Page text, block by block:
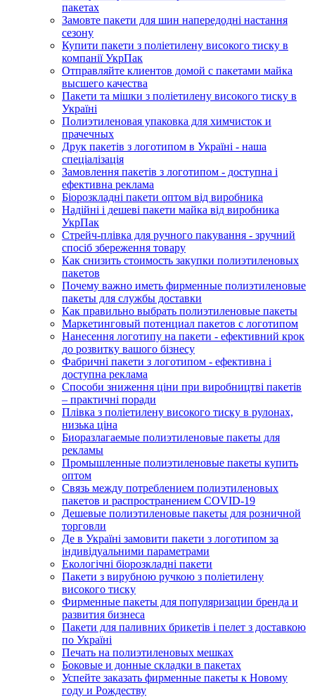
пакетах
Замовте пакети для шин напередодні настання
сезону
Купити пакети з поліетилену високого тиску в
компанії УкрПак
Отправляйте клиентов домой с пакетами майка
высшего качества
Пакети та мішки з поліетилену високого тиску в
Україні
Полиэтиленовая упаковка для химчисток и
прачечных
Друк пакетів з логотипом в Україні - наша
спеціалізація
Замовлення пакетів з логотипом - доступна і
ефективна реклама
Біорозкладні пакети оптом від виробника
Надійні і дешеві пакети майка від виробника
УкрПак
Стрейч-плівка для ручного пакування - зручний
спосіб збереження товару
Как снизить стоимость закупки полиэтиленовых
пакетов
Почему важно иметь фирменные полиэтиленовые
пакеты для службы доставки
Как правильно выбрать полиэтиленовые пакеты
Маркетинговый потенциал пакетов с логотипом
Нанесення логотипу на пакети - ефективний крок
до розвитку вашого бізнесу
Фабричні пакети з логотипом - ефективна і
доступна реклама
Способи зниження ціни при виробництві пакетів
– практичні поради
Плівка з поліетилену високого тиску в рулонах,
низька ціна
Биоразлагаемые полиэтиленовые пакеты для
рекламы
Промышленные полиэтиленовые пакеты купить
оптом
Связь между потреблением полиэтиленовых
пакетов и распространением COVID-19
Дешевые полиэтиленовые пакеты для розничной
торговли
Де в Україні замовити пакети з логотипом за
індивідуальними параметрами
Екологічні біорозкладні пакети
Пакети з вирубною ручкою з поліетилену
високого тиску
Фирменные пакеты для популяризации бренда и
развития бизнеса
Пакети для паливних брикетів і пелет з доставкою
по Україні
Печать на полиэтиленовых мешках
Боковые и донные складки в пакетах
Успейте заказать фирменные пакеты к Новому
году и Рождеству